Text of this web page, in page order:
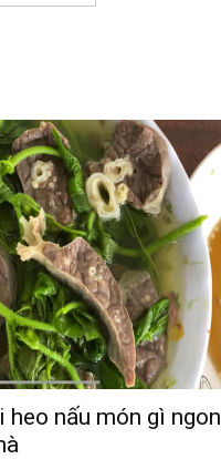
heo nấu món gì ngon